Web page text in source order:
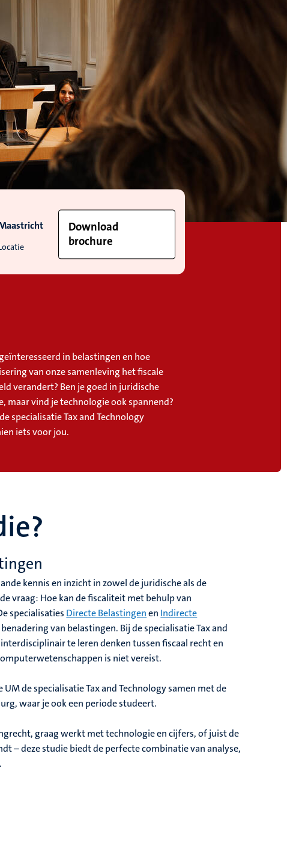
Download
brochure
in belastingen en hoe
van onze samenleving het fiscale
verandert? Ben je goed in juridische
maar vind je technologie ook spannend?
specialisatie Tax and Technology
iets voor jou.
kennis en inzicht in zowel de juridische als de
vraag: Hoe kan de fiscaliteit met behulp van
specialisaties Directe Belastingenen Indirecte
van belastingen. Bij de specialisatie Tax and
te leren denken tussen fiscaal recht en
is niet vereist.
de specialisatie Tax and Technology samen met de
waar je ook een periode studeert.
graag werkt met technologie en cijfers, of juist de
– deze studie biedt de perfecte combinatie van analyse,